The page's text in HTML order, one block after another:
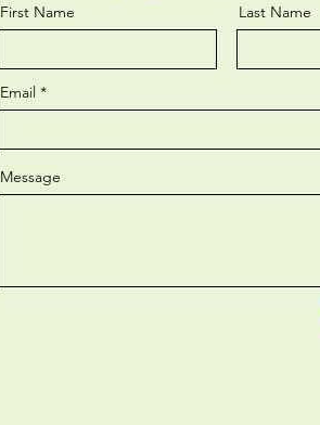
First Name Last Name
Email
Message